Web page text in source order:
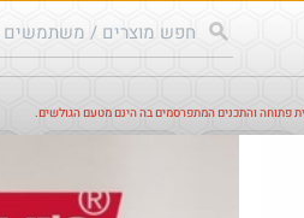
פתוחה והתכנים המתפרסמים בה הינם מטעם הגולשים.